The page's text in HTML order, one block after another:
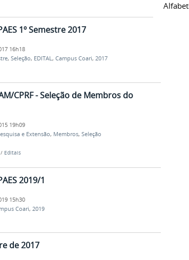
1º Semestre 2017
16h18
, Seleção, EDITAL, Campus Coari, 2017
CPRF - Seleção de Membros do
19h09
e Extensão, Membros, Seleção
/ Editais
2019/1
15h30
Coari, 2019
de 2017